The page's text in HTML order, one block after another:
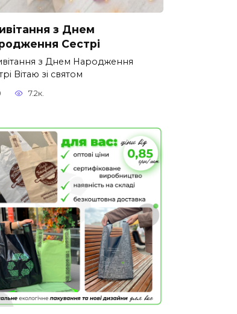
з Днем
Сестрі
з Днем Народження
Вітаю зі святом
7.2к.